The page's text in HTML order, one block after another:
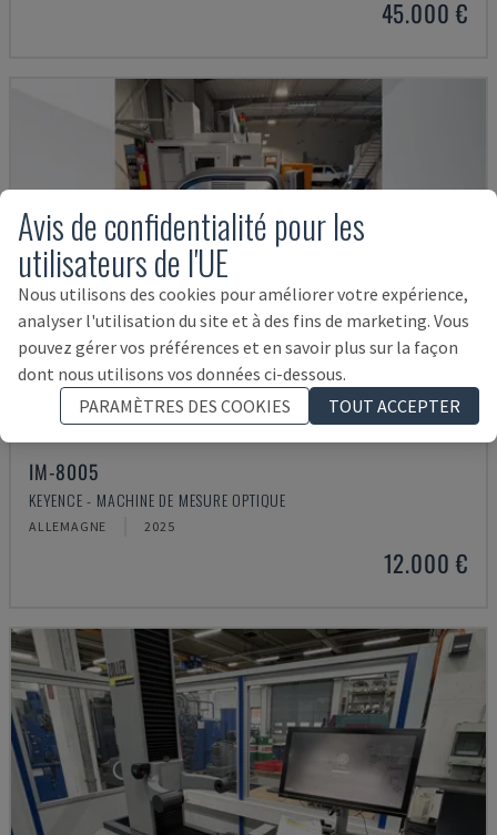
45.000 €
IM-8005
KEYENCE - MACHINE DE MESURE OPTIQUE
ALLEMAGNE 2025
12.000 €
Avis de confidentialité pour les
utilisateurs de l'UE
Nous utilisons des cookies pour améliorer votre expérience,
analyser l'utilisation du site et à des fins de marketing. Vous
pouvez gérer vos préférences et en savoir plus sur la façon
dont nous utilisons vos données ci-dessous.
PARAMÈTRES DES COOKIES
TOUT ACCEPTER